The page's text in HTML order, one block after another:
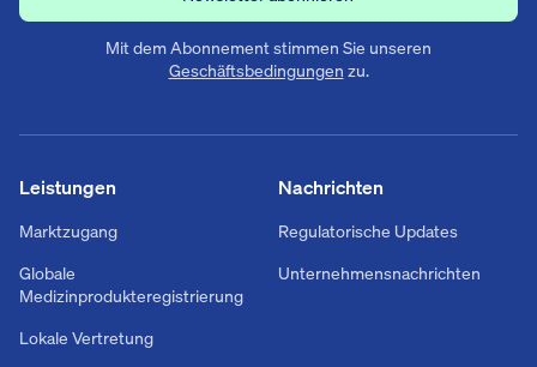
Mit dem Abonnement stimmen Sie unseren
Geschäftsbedingungen zu.
Nachrichten
Regulatorische Updates
Unternehmensnachrichten
Leistungen
Marktzugang
Globale
Medizinprodukteregistrierung
Lokale Vertretung